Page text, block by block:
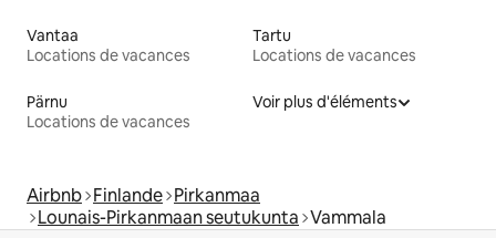
Vantaa
Locations de vacances
Tartu
Locations de vacances
Pärnu
Locations de vacances
Voir plus d'éléments
Airbnb Finlande Pirkanmaa
Lounais-Pirkanmaan seutukunta Vammala